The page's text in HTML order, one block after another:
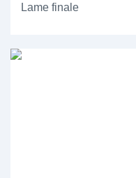
Lame finale